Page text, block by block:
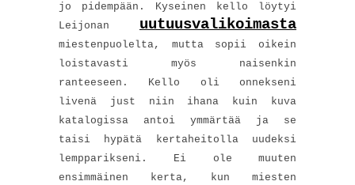
jo pidempään. Kyseinen kello löytyi
Leijonan uutuusvalikoimasta
miestenpuolelta, mutta sopii oikein
loistavasti myös naisenkin
ranteeseen. Kello oli onnekseni
livenä just niin ihana kuin kuva
katalogissa antoi ymmärtää ja se
taisi hypätä kertaheitolla uudeksi
lempparikseni. Ei ole muuten
ensimmäinen kerta, kun miesten